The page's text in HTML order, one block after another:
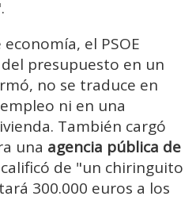
el PSOE
presupuesto en un
no se traduce en
ni en una
También cargó
una agencia pública de
de "un chiringuito
300.000 euros a los